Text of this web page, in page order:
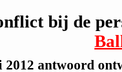
bij de
antwoord